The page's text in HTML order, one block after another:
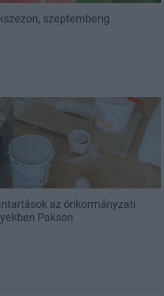
szeptemberig
az önkormányzati
Pakson